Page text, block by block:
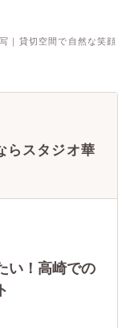
｜貸切空間で自然な笑顔
らスタジオ華
い！高崎での